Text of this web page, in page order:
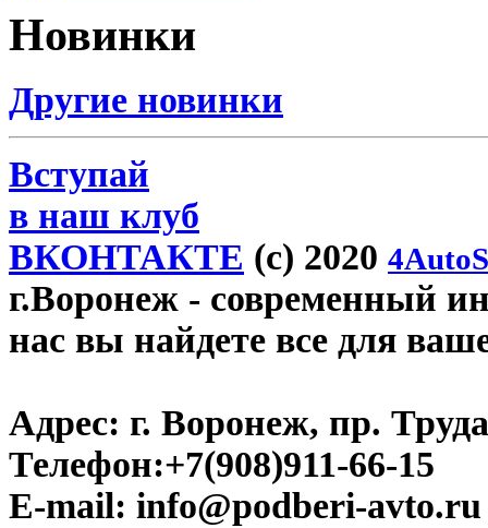
Новинки
Другие новинки
Вступай
в наш клуб
ВКОНТАКТЕ (c) 2020
г.Воронеж - современный
нас вы найдете все для
Адрес: г. Воронеж, пр.
Телефон:+7(908)911-66-15
E-mail: info@podberi-avto.ru